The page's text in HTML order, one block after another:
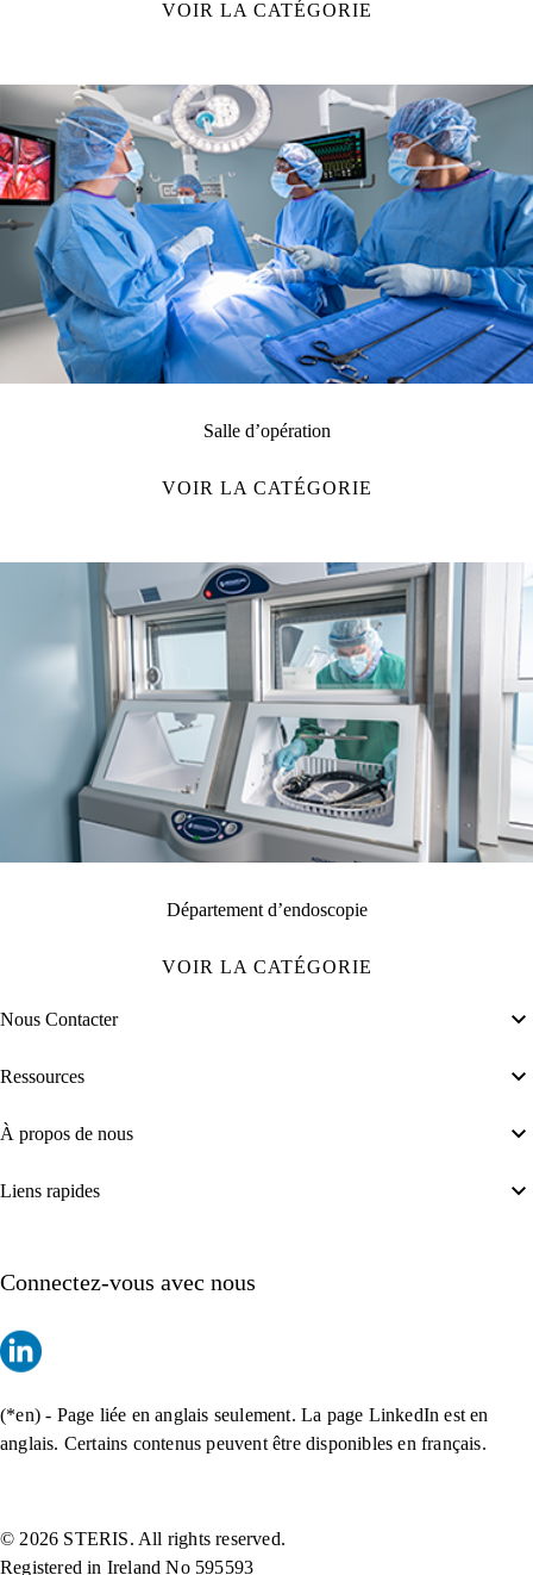
VOIR LA CATÉGORIE
Salle d’opération
VOIR LA CATÉGORIE
Département d’endoscopie
VOIR LA CATÉGORIE
Nous Contacter
Ressources
À propos de nous
Liens rapides
Connectez-vous avec nous
(*en) - Page liée en anglais seulement. La page LinkedIn est en
anglais. Certains contenus peuvent être disponibles en français.
© 2026 STERIS. All rights reserved.
Registered in Ireland No 595593